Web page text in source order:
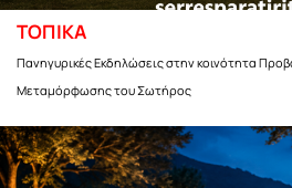
ΤΟΠΙΚΑ
Πανηγυρικές Εκδηλώσεις στην κοινότητα
Μεταμόρφωσης του Σωτήρος